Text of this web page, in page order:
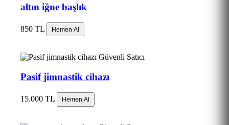
altın iğne başlık
850 TL Hemen Al
Güvenli Satıcı
Pasif jimnastik cihazı
15.000 TL Hemen Al